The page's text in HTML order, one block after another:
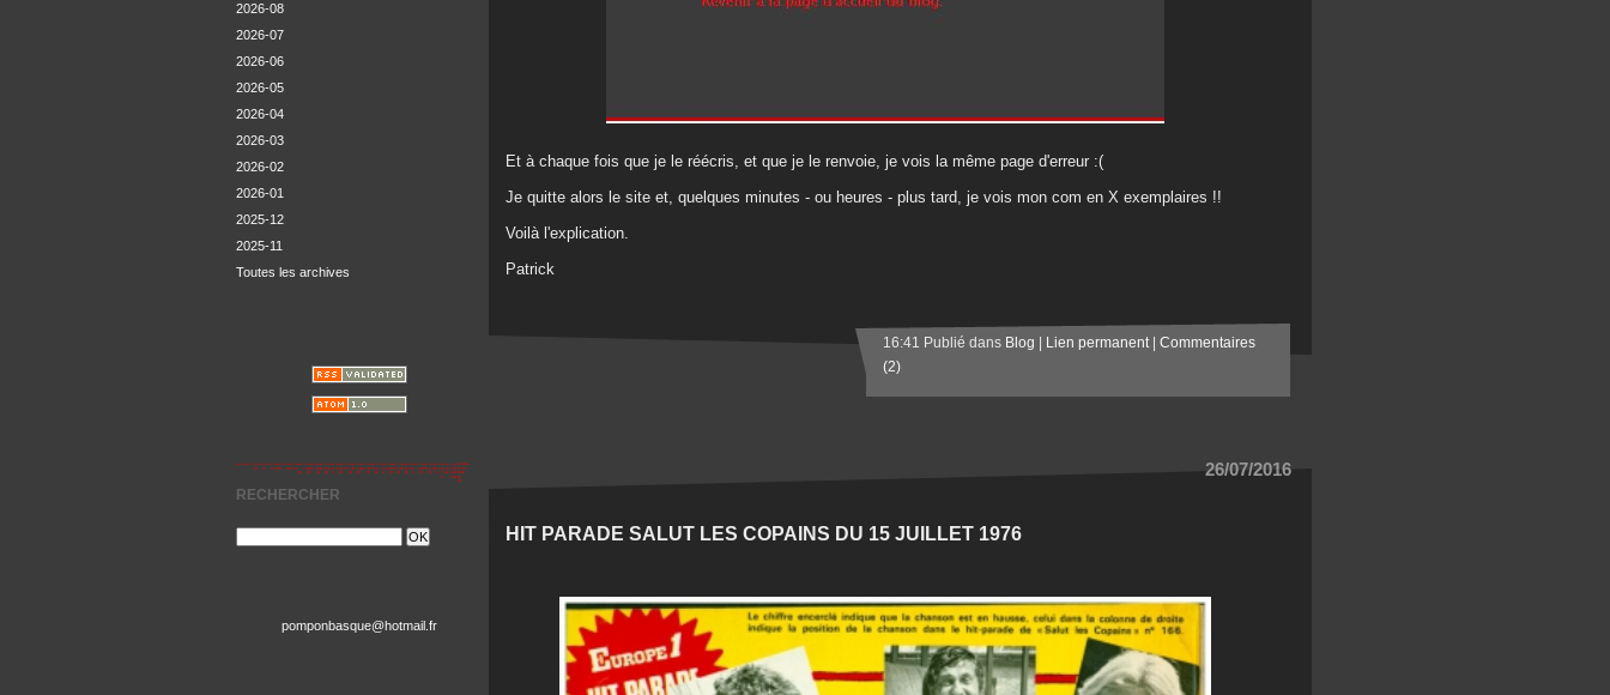
2026-08
2026-07
2026-06
2026-05
2026-04
2026-03
2026-02
2026-01
2025-12
2025-11
Toutes les archives
RECHERCHER
pomponbasque@hotmail.fr
Et à chaque fois que je le réécris, et que je le renvoie, je vois la même page d'erreur :(
Je quitte alors le site et, quelques minutes - ou heures - plus tard, je vois mon com en X exemplaires !!
Voilà l'explication.
Patrick
16:41 Publié dans Blog | Lien permanent | Commentaires
(2)
26/07/2016
HIT PARADE SALUT LES COPAINS DU 15 JUILLET 1976